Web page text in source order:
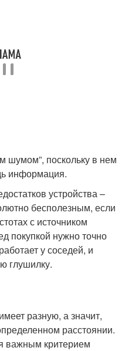
шумом”, поскольку в нем
информация.
устройства –
бесполезным, если
с источником
покупкой нужно точно
у соседей, и
глушилку.
разную, а значит,
расстоянии.
важным критерием